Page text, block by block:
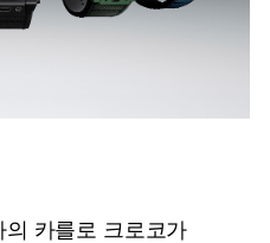
카를로 크로코가